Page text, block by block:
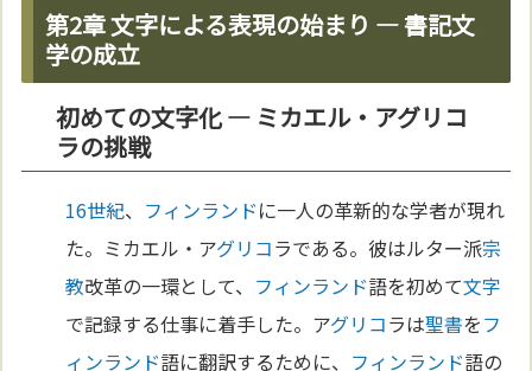
第2章 文字による表現の始まり ― 書記文
学の成立
初めての文字化 ― ミカエル・アグリコ
ラの挑戦
16世紀、 フィンランドに一人の革新的な学者が現れ
た。ミカエル・アグリコラである。彼はルター派宗
教改革の一環として、 フィンランド語を初めて文字
で記録する仕事に着手した。アグリコラは聖書をフ
ィンランド語に翻訳するために、 フィンランド語の